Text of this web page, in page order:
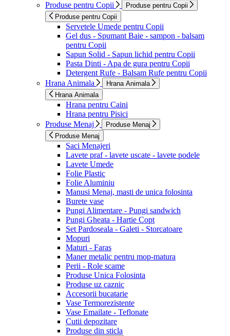
Produse pentru Copii
Produse pentru Copii
Produse pentru Copii
Servetele Umede pentru Copii
Gel dus - Spumant Baie - sampon - balsam
pentru Copii
Sapun Solid - Sapun lichid pentru Copii
Pasta Dinti - Apa de gura pentru Copii
Detergent Rufe - Balsam Rufe pentru Copii
Hrana Animala
Hrana Animala
Hrana Animala
Hrana pentru Caini
Hrana pentru Pisici
Produse Menaj
Produse Menaj
Produse Menaj
Saci Menajeri
Lavete praf - lavete uscate - lavete podele
Lavete Umede
Folie Plastic
Folie Aluminiu
Manusi Menaj, masti de unica folosinta
Burete vase
Pungi Alimentare - Pungi sandwich
Pungi Gheata - Hartie Copt
Set Pardoseala - Galeti - Storcatoare
Mopuri
Maturi - Faras
Maner metalic pentru mop-matura
Perii - Role scame
Produse Unica Folosinta
Produse uz caznic
Accesorii bucatarie
Vase Termorezistente
Vase Emailate - Teflonate
Cutii depozitare
Produse din sticla